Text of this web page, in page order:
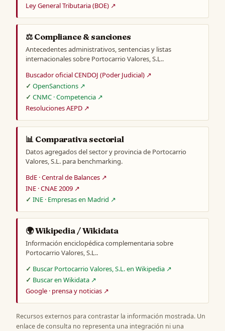
Ley General Tributaria (BOE) ↗
⚖️ Compliance & sanciones
Antecedentes administrativos, sentencias y listas
internacionales sobre Portocarrio Valores, S.L..
Buscador oficial CENDOJ (Poder Judicial) ↗
OpenSanctions ↗
CNMC · Competencia ↗
Resoluciones AEPD ↗
📊 Comparativa sectorial
Datos agregados del sector y provincia de Portocarrio
Valores, S.L. para benchmarking.
BdE · Central de Balances ↗
INE · CNAE 2009 ↗
INE · Empresas en Madrid ↗
🌍 Wikipedia / Wikidata
Información enciclopédica complementaria sobre
Portocarrio Valores, S.L..
Buscar Portocarrio Valores, S.L. en Wikipedia ↗
Buscar en Wikidata ↗
Google · prensa y noticias ↗
Recursos externos para contrastar la información mostrada. Un
enlace de consulta no representa una integración ni una